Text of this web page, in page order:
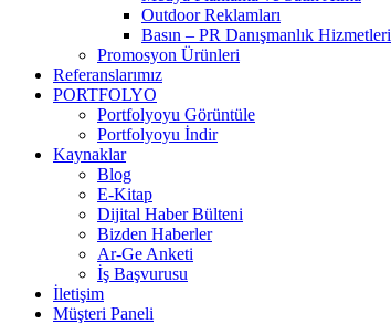
Outdoor Reklamları
Basın – PR Danışmanlık Hizmetleri
Promosyon Ürünleri
Referanslarımız
PORTFOLYO
Portfolyoyu Görüntüle
Portfolyoyu İndir
Kaynaklar
Blog
E-Kitap
Dijital Haber Bülteni
Bizden Haberler
Ar-Ge Anketi
İş Başvurusu
İletişim
Müşteri Paneli